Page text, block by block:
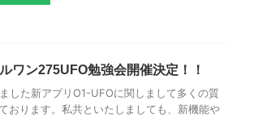
ワン275UFO勉強会開催決定！！
した新アプリO1-UFOに関しまして多くの質
おります。私共といたしましても、新機能や